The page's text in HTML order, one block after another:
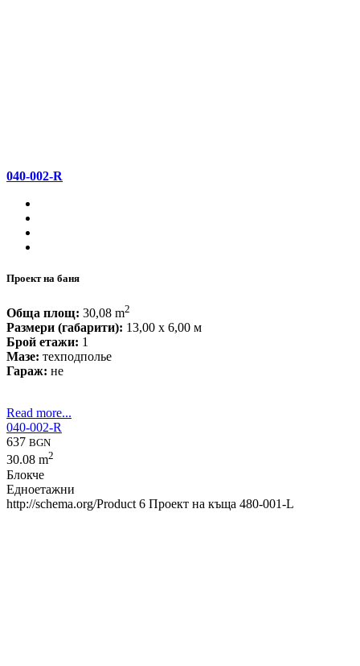
040-002-R
Проект на баня
Обща площ: 30,08 m2
Размери (габарити): 13,00 x 6,00 м
Брой етажи: 1
Мазе: техподполье
Гараж: не
Read more...
040-002-R
637 BGN
30.08 m2
Блокче
Едноетажни
http://schema.org/Product 6 Проект на къща 480-001-L